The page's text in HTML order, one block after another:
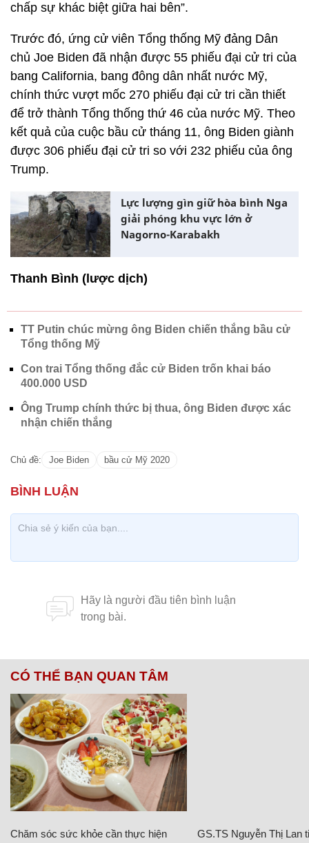
chấp sự khác biệt giữa hai bên”.
Trước đó, ứng cử viên Tổng thống Mỹ đảng Dân
chủ Joe Biden đã nhận được 55 phiếu đại cử tri của
bang California, bang đông dân nhất nước Mỹ,
chính thức vượt mốc 270 phiếu đại cử tri cần thiết
để trở thành Tổng thống thứ 46 của nước Mỹ. Theo
kết quả của cuộc bầu cử tháng 11, ông Biden giành
được 306 phiếu đại cử tri so với 232 phiếu của ông
Trump.
Lực lượng gìn giữ hòa bình Nga
giải phóng khu vực lớn ở
Nagorno-Karabakh
Thanh Bình (lược dịch)
TT Putin chúc mừng ông Biden chiến thắng bầu cử
Tổng thống Mỹ
Con trai Tổng thống đắc cử Biden trốn khai báo
400.000 USD
Ông Trump chính thức bị thua, ông Biden được xác
nhận chiến thắng
Chủ đề: Joe Biden bầu cử Mỹ 2020
CÓ THỂ BẠN QUAN TÂM
Chăm sóc sức khỏe cần thực hiện
GS.TS Nguyễn Thị Lan